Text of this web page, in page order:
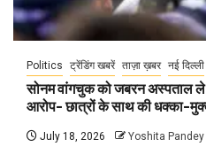
Politics ट्रेंडिंग खबरें ताज़ा ख़बर नई दिल्ली
सोनम वांगचुक को जबरन अस्पताल
आरोप- छात्रों के साथ की धक्का-
July 18, 2026 Yoshita Pandey